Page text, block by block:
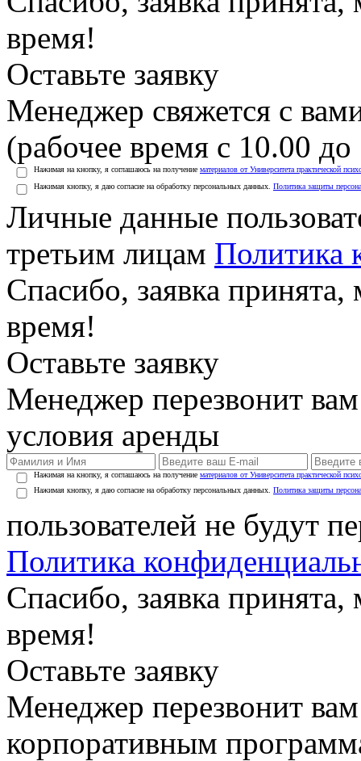
время!
Оставьте заявку
Менеджер свяжется с
(рабочее время с 10.00
Нажимая на кнопку, я соглашаюсь на получение материалов от Университета практической
Нажимая кнопку, я даю согласие на обработку персональных данных. Политика защиты
Личные данные
третьим лицам Политика
Спасибо, заявка
время!
Оставьте заявку
Менеджер перезвонит
условия аренды
Нажимая на кнопку, я соглашаюсь на получение материалов от Университета практической
Нажимая кнопку, я даю согласие на обработку персональных данных. Политика защиты
пользователей не будут
Политика
Спасибо, заявка
время!
Оставьте заявку
Менеджер перезвонит
корпоративным